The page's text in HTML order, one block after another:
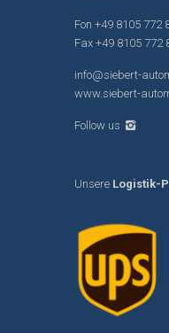
Fon +49 8105 772
Fax +49 8105 772
info@siebert-
www.siebert-
Follow us
Unsere Logistik-